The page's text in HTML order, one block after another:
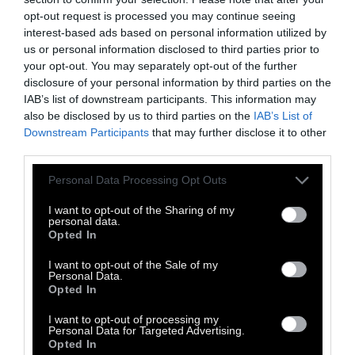
opt-out request is processed you may continue seeing
interest-based ads based on personal information utilized by
us or personal information disclosed to third parties prior to
your opt-out. You may separately opt-out of the further
disclosure of your personal information by third parties on the
IAB’s list of downstream participants. This information may
also be disclosed by us to third parties on the IAB’s List of
Downstream Participants that may further disclose it to other
Personal Data Processing Opt Outs
I want to opt-out of the Sharing of my
personal data.
Opted In
I want to opt-out of the Sale of my
Personal Data.
Opted In
I want to opt-out of processing my
Personal Data for Targeted Advertising.
Opted In
273 άνδρες, 128 γυναίκες και 197 παιδιά
(συνολικά 183 οικογένειες).
Η δρ Sarah Van Beurden, ιστορικός με
πεδίο έρευνας την Κεντρική Αφρική,
σημειώνει μάλιστα ότι, η αρμόδια υπηρεσία
ήταν «ιδιαιτέρως ανήσυχη όσον αφορά την
παραμονή ενός τόσο μεγάλου αριθμού
Κονγκολέζων στο Βέλγιο». Στο απομονωμένο
κτίριο που τους κρατούσαν -και από το
οποίο τους πήγαιναν και τους έφερναν από
τόσο για την καθημερινή κακοποίηση την
οποία υφίσταντο, ως εκθέματα, όσο και για
επιμέρους θέματα όπως η στέγαση τους
στον περιορισμένο χώρο που τους είχαν